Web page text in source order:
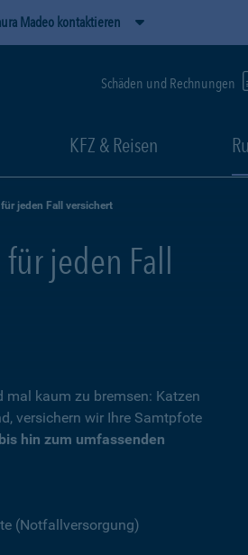
Madeo kontaktieren
Schäden und Rechnungen
KFZ & Reisen
jeden Fall versichert
jeden Fall
kaum zu bremsen: Katzen
versichern wir Ihre Samtpfote
hin zum umfassenden
(Notfallversorgung)